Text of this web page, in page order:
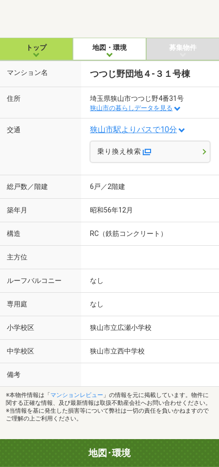
トップ 地図・環境 募集物件
マンション名 つつじ野団地４-３１号棟
住所 埼玉県狭山市つつじ野4番31号
狭山市の暮らしデータを見る
交通 狭山市駅よりバスで10分
乗り換え検索
総戸数／階建 6戸／2階建
築年月 昭和56年12月
構造 RC（鉄筋コンクリート）
主方位
ルーフバルコニー なし
専用庭 なし
小学校区 狭山市立広瀬小学校
中学校区 狭山市立西中学校
備考
※本物件情報は「 マンションレビュー 」の情報を元に掲載しています。物件に
関する正確な情報、及び最新情報は取扱不動産会社へお問い合わせください。
※当情報を基に発生した損害等について弊社は一切の責任を負いかねますので
ご理解の上ご利用ください。
地図･環境